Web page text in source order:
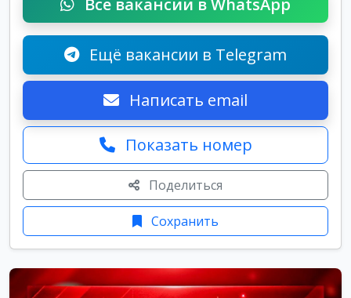
Все вакансии в WhatsApp
Ещё вакансии в Telegram
Написать email
Показать номер
Поделиться
Сохранить